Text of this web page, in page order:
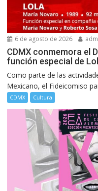
6 de agosto de 2026
CDMX conmemora el
función especial de
Como parte de las
Mexicano, el Fideicomiso
CDMX Cultura